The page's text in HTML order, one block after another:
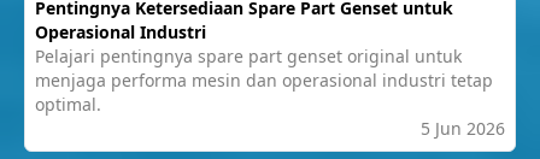
Pentingnya Ketersediaan Spare Part Genset untuk
Operasional Industri
Pelajari pentingnya spare part genset original untuk
menjaga performa mesin dan operasional industri tetap
optimal.
5 Jun 2026